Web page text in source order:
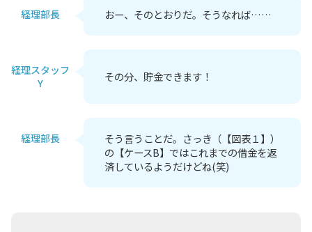
経理部長 おー、そのとおりだ。そうなれば……
経理スタッフ
Y
その分、貯金できます！
経理部長
そう言うことだ。さっき（【図表１】）
の【ケースB】ではこれまでの借金を返
済しているようだけどね(笑)